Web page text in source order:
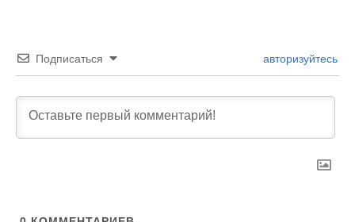
Подписаться авторизуйтесь